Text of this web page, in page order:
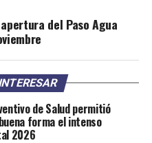
del Paso Agua
de Salud permitió
forma el intenso
2026